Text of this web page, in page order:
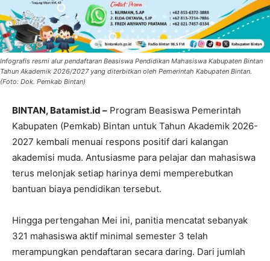
Infografis resmi alur pendaftaran Beasiswa Pendidikan Mahasiswa Kabupaten Bintan
Tahun Akademik 2026/2027 yang diterbitkan oleh Pemerintah Kabupaten Bintan.
(Foto: Dok. Pemkab Bintan)
BINTAN, Batamist.id – Program Beasiswa Pemerintah
Kabupaten (Pemkab) Bintan untuk Tahun Akademik 2026-
2027 kembali menuai respons positif dari kalangan
akademisi muda. Antusiasme para pelajar dan mahasiswa
terus melonjak setiap harinya demi memperebutkan
bantuan biaya pendidikan tersebut.
Hingga pertengahan Mei ini, panitia mencatat sebanyak
321 mahasiswa aktif minimal semester 3 telah
merampungkan pendaftaran secara daring. Dari jumlah